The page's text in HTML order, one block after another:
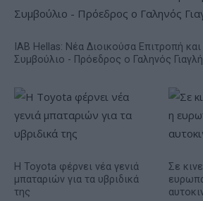
IAB Hellas: Νέα Διοικούσα Επιτροπή και
Συμβούλιο - Πρόεδρος ο Γαληνός
Η Toyota φέρνει νέα γενιά
μπαταριών για τα υβριδικά
της
Σε